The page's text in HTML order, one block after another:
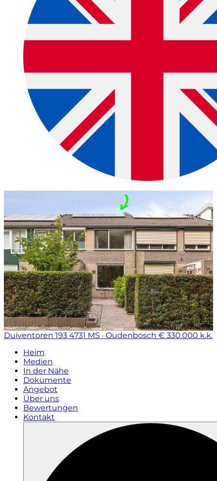
Duiventoren 193 4731 MS · Oudenbosch € 330.000 k.k.
Heim
Medien
In der Nähe
Dokumente
Angebot
Über uns
Bewertungen
Kontakt